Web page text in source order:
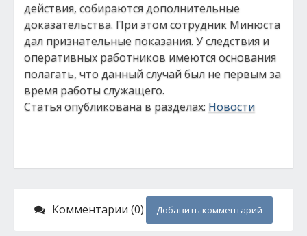
действия, собираются дополнительные
доказательства. При этом сотрудник Минюста
дал признательные показания. У следствия и
оперативных работников имеются основания
полагать, что данный случай был не первым за
время работы служащего.
Статья опубликована в разделах: Новости
Комментарии (0) Добавить комментарий